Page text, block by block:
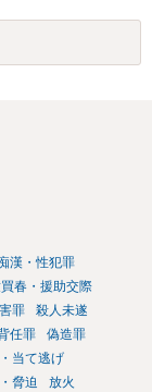
漢・性犯罪
買春・援助交際
罪
殺人未遂
任罪
偽造罪
当て逃げ
脅迫
放火